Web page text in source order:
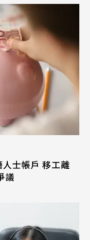
士帳戶 移工離
議